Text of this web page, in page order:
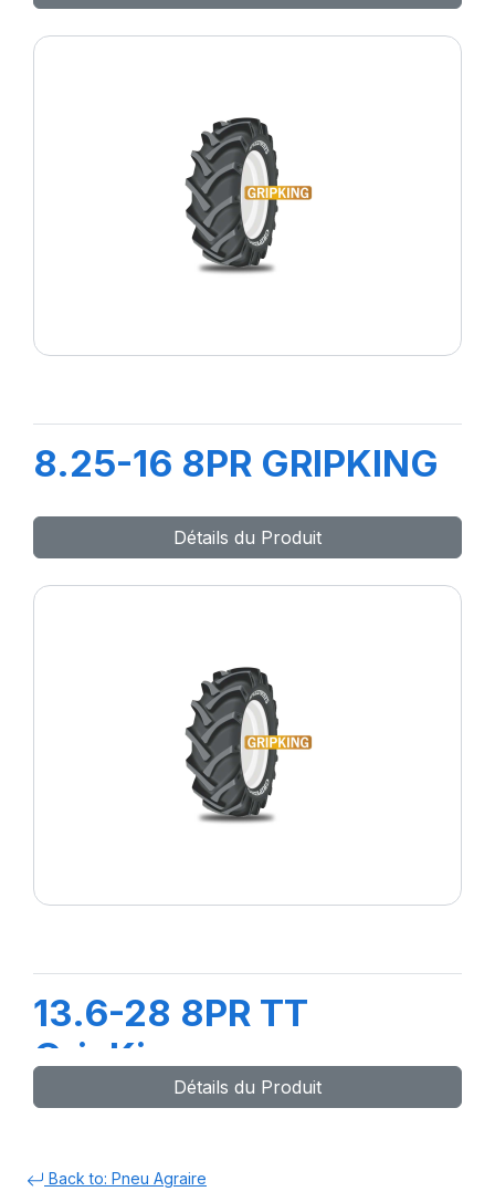
8.25-16 8PR GRIPKING
Détails du Produit
13.6-28 8PR TT
GripKing
Détails du Produit
Back to: Pneu Agraire